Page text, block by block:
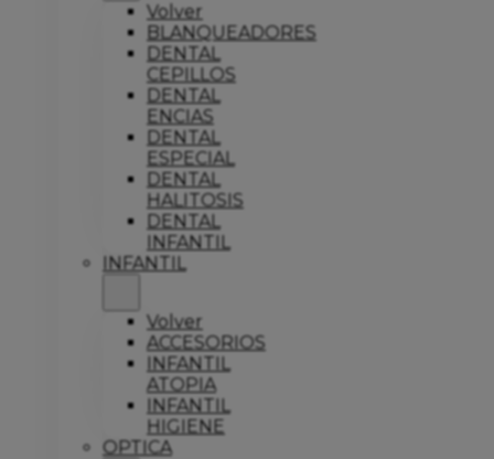
Volver
BLANQUEADORES
DENTAL
CEPILLOS
DENTAL
ENCIAS
DENTAL
ESPECIAL
DENTAL
HALITOSIS
DENTAL
INFANTIL
INFANTIL
Volver
ACCESORIOS
INFANTIL
ATOPIA
INFANTIL
HIGIENE
OPTICA